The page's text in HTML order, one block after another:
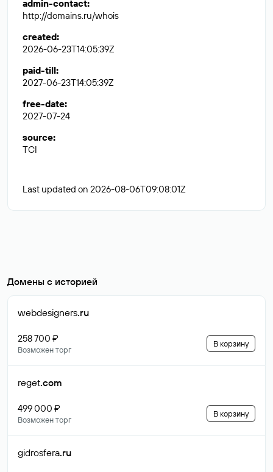
admin-contact:
http://domains.ru/whois
created:
2026-06-23T14:05:39Z
paid-till:
2027-06-23T14:05:39Z
free-date:
2027-07-24
source:
TCI
Last updated on 2026-08-06T09:08:01Z
Домены с историей
webdesigners.ru
258 700 ₽
Возможен торг
В корзину
reget.com
499 000 ₽
Возможен торг
В корзину
gidrosfera.ru